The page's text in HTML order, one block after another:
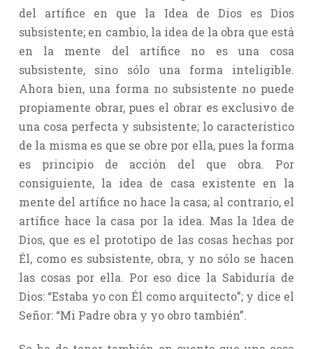
del artífice en que la Idea de Dios es Dios
subsistente; en cambio, la idea de la obra que está
en la mente del artífice no es una cosa
subsistente, sino sólo una forma inteligible.
Ahora bien, una forma no subsistente no puede
propiamente obrar, pues el obrar es exclusivo de
una cosa perfecta y subsistente; lo característico
de la misma es que se obre por ella, pues la forma
es principio de acción del que obra. Por
consiguiente, la idea de casa existente en la
mente del artífice no hace la casa; al contrario, el
artífice hace la casa por la idea. Mas la Idea de
Dios, que es el prototipo de las cosas hechas por
Él, como es subsistente, obra, y no sólo se hacen
las cosas por ella. Por eso dice la Sabiduría de
Dios: “Estaba yo con Él como arquitecto”; y dice el
Señor: “Mi Padre obra y yo obro también”.